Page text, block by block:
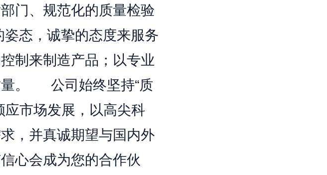
门、规范化的质量检验
态，诚挚的态度来服务
制来制造产品；以专业
量。 公司始终坚持“质
应市场发展，以高尖科
，并真诚期望与国内外
心会成为您的合作伙